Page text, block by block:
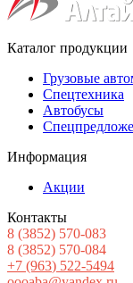
Каталог продукции
Грузовые
Спецтехника
Автобусы
Информация
Акции
Контакты
8 (3852) 570-083
8 (3852) 570-084
+7 (963) 522-5494